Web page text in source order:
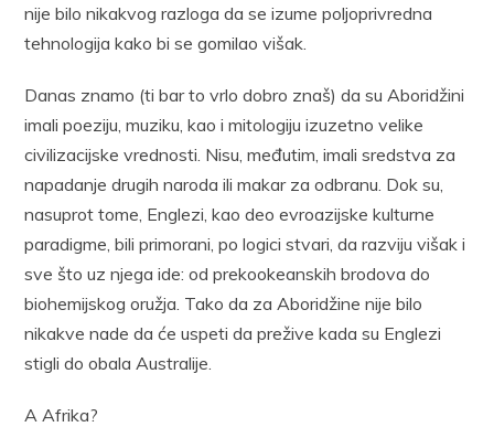
nije bilo nikakvog razloga da se izume poljoprivredna
tehnologija kako bi se gomilao višak.
Danas znamo (ti bar to vrlo dobro znaš) da su Aboridžini
imali poeziju, muziku, kao i mitologiju izuzetno velike
civilizacijske vrednosti. Nisu, međutim, imali sredstva za
napadanje drugih naroda ili makar za odbranu. Dok su,
nasuprot tome, Englezi, kao deo evroazijske kulturne
paradigme, bili primorani, po logici stvari, da razviju višak i
sve što uz njega ide: od prekookeanskih brodova do
biohemijskog oružja. Tako da za Aboridžine nije bilo
nikakve nade da će uspeti da prežive kada su Englezi
stigli do obala Australije.
A Afrika?